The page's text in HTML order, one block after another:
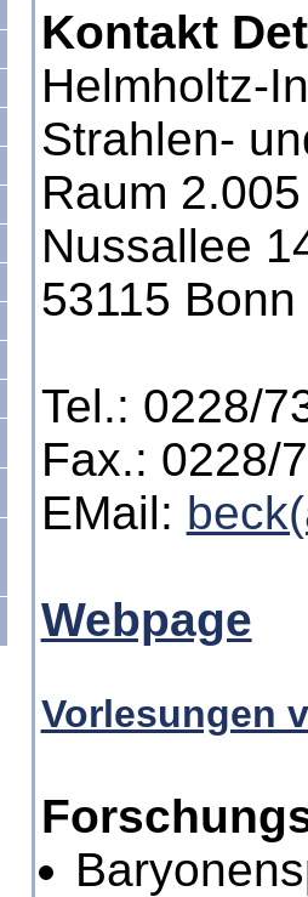
Kontakt
Helmholtz-
Strahlen-
Raum 2.005
Nussallee
53115 Bonn
Tel.: 0228/
Fax.: 0228/
EMail:
Webpage
Vorlesungen